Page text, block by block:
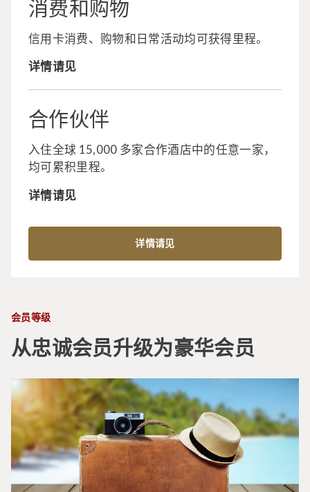
消费和购物
信用卡消费、购物和日常活动均可获得里程。
详情请见
合作伙伴
入住全球 15,000 多家合作酒店中的任意一家，
均可累积里程。
详情请见
详情请见
会员等级
从忠诚会员升级为豪华会员